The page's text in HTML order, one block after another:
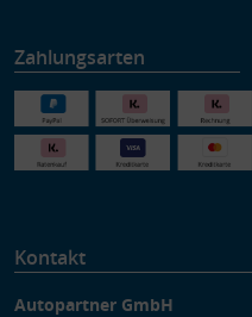
Zahlungsarten
Kontakt
Autopartner GmbH